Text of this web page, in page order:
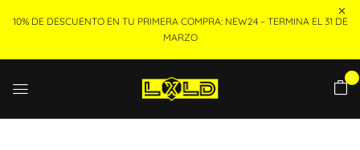
10% DE DESCUENTO EN TU PRIMERA COMPRA: NEW24 – TERMINA EL 31 DE
MARZO
0